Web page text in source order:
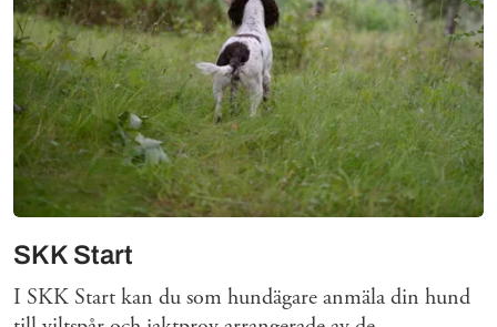
SKK Start
I SKK Start kan du som hundägare anmäla din hund